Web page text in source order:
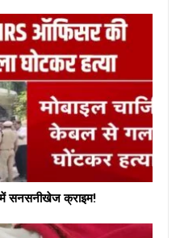
में सनसनीखेज क्राइम!